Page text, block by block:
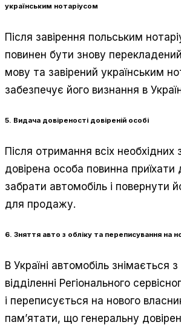
українським нотаріусом
Після завірення польським
повинен бути знову
мову та завірений українським
забезпечує його визнання в
5. Видача довіреності довіреній особі
Після отримання всіх необхідних
довірена особа повинна приїхати
забрати автомобіль і повернути
для продажу.
6. Зняття авто з обліку та переписування на
В Україні автомобіль знімається з
відділенні Регіонального
і переписується на нового
пам’ятати, що генеральну